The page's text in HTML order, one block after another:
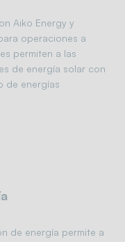
Aiko Energy y
operaciones a
permiten a las
de energía solar con
de energías
de energía permite a